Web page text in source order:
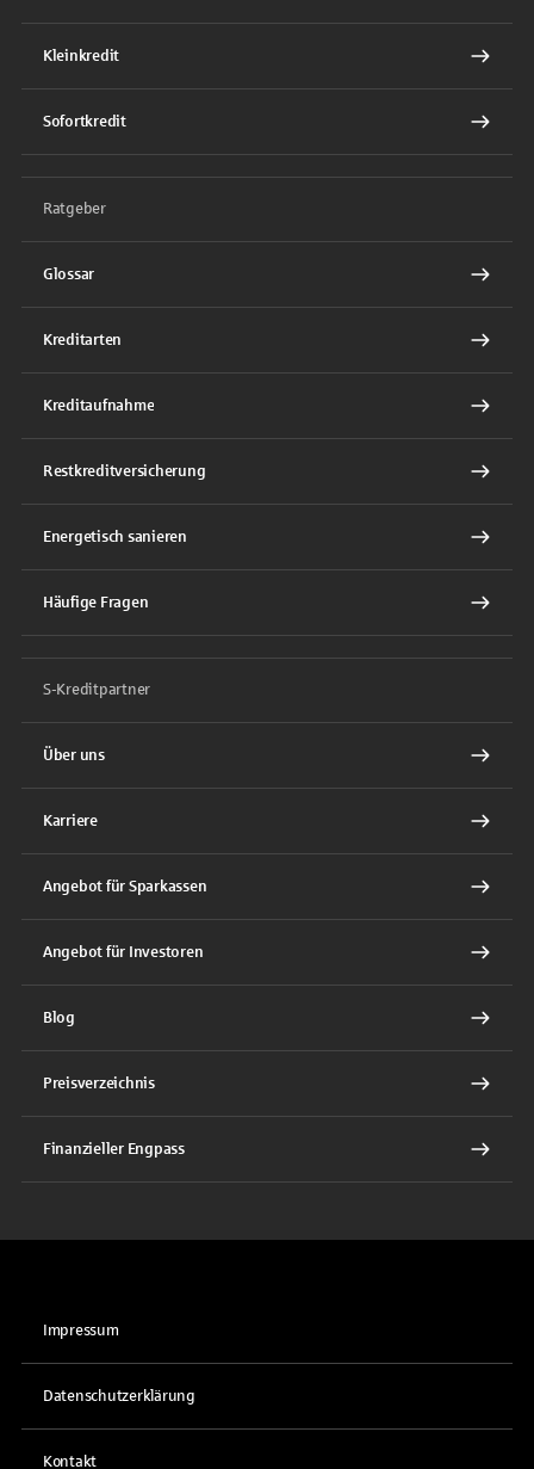
Kleinkredit
Sofortkredit
Ratgeber
Glossar
Kreditarten
Kreditaufnahme
Restkreditversicherung
Energetisch sanieren
Häufige Fragen
S-Kreditpartner
Über uns
Karriere
Angebot für Sparkassen
Angebot für Investoren
Blog
Preisverzeichnis
Finanzieller Engpass
Impressum
Datenschutzerklärung
Kontakt